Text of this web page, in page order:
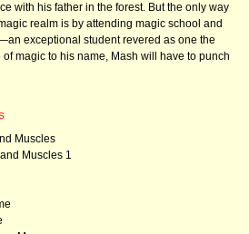
with his father in the forest. But the only way
realm is by attending magic school and
exceptional student revered as one the
magic to his name, Mash will have to punch
Muscles
Muscles 1